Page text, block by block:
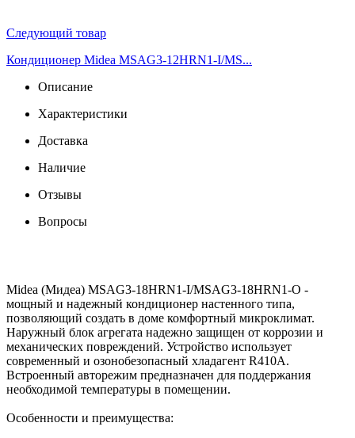
Следующий товар
Кондиционер Midea MSAG3-12HRN1-I/MS...
Описание
Характеристики
Доставка
Наличие
Отзывы
Вопросы
Midea (Мидеа) MSAG3-18HRN1-I/MSAG3-18HRN1-O -
мощный и надежный кондиционер настенного типа,
позволяющий создать в доме комфортный микроклимат.
Наружный блок агрегата надежно защищен от коррозии и
механических повреждений. Устройство использует
современный и озонобезопасный хладагент R410A.
Встроенный авторежим предназначен для поддержания
необходимой температуры в помещении.
Особенности и преимущества: